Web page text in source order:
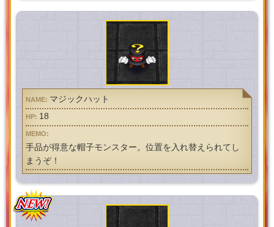
マジックハット
18
手品が得意な帽子モンスター。位置を入れ替えられてし
まうぞ！